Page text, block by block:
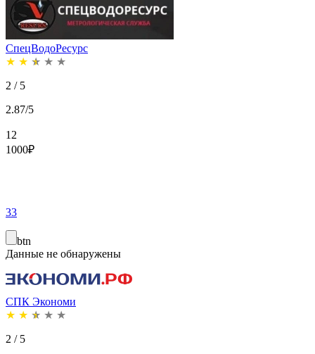
СпецВодоРесурс
★ ★ ★ ★ ★
2 / 5
2.87/5
12
1000₽
33
btn
Данные не обнаружены
СПК Экономи
★ ★ ★ ★ ★
2 / 5